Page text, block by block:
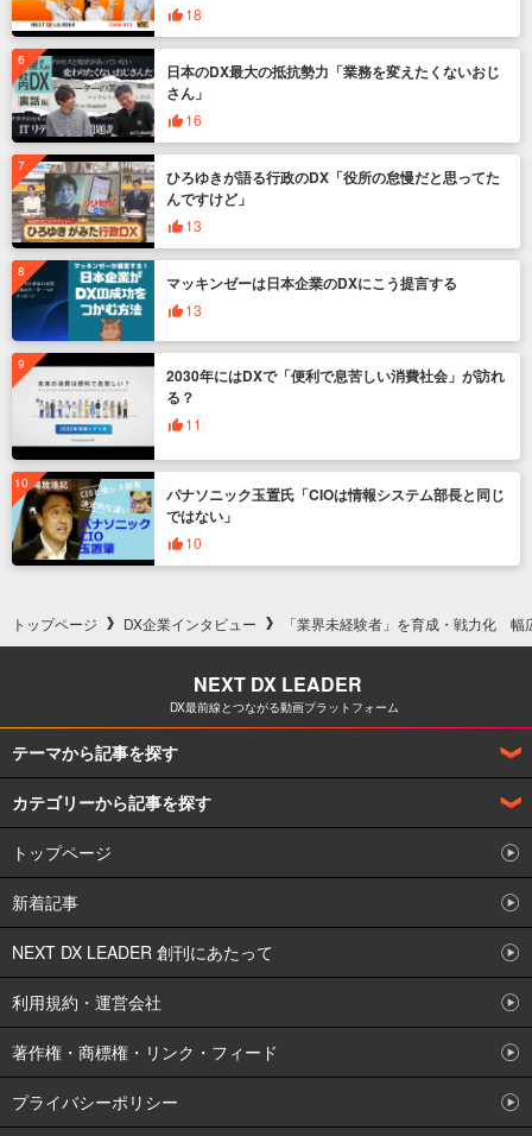
18
日本のDX最大の抵抗勢力「業務を変えたくないおじ
さん」
16
ひろゆきが語る行政のDX「役所の怠慢だと思ってた
んですけど」
13
マッキンゼーは日本企業のDXにこう提言する
13
2030年にはDXで「便利で息苦しい消費社会」が訪れ
る？
11
パナソニック玉置氏「CIOは情報システム部長と同じ
ではない」
10
トップページ DX企業インタビュー 「業界未経験者」を育成・戦力化
NEXT DX LEADER
DX最前線とつながる動画プラットフォーム
トップページ
新着記事
NEXT DX LEADER 創刊にあたって
利用規約・運営会社
著作権・商標権・リンク・フィード
プライバシーポリシー
テーマから記事を探す
DX企業インタビュー
企業の事例からDXを学ぶ
製造業のDX
NEXT DX LEADER オリジナル
DXで何ができるのか
DXとは何か
DX人材の職種とスキル
カテゴリーから記事を探す
DXとは何か解説
DX人材の獲得育成策
IoT
IT業のDX
UI/UXデザイナー
アーキテクト